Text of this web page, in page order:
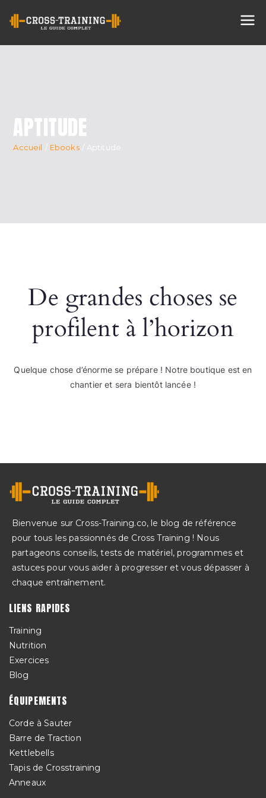
Cross
APTITUDE
Accueil Ebooks Aptitude
De grandes choses se
profilent à l’horizon
Quelque chose d’énorme se prépare ! Notre boutique est en
chantier et sera bientôt lancée !
Bienvenue sur Cross-Training.co, le blog de référence
pour tous les passionnés de Cross Training ! Nous
partageons conseils, tests de matériel, programmes et
astuces pour vous aider à progresser et vous dépasser à
chaque entraînement.
LIENS RAPIDES
Training
Nutrition
Exercices
Blog
ÉQUIPEMENTS
Corde à Sauter
Barre de Traction
Kettlebells
Tapis de Crosstraining
Anneaux